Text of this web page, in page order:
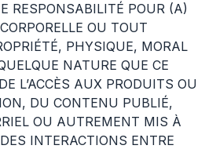
RESPONSABILITÉ POUR (A)
OU TOUT
PHYSIQUE, MORAL
NATURE QUE CE
L’ACCÈS AUX PRODUITS OU
DU CONTENU PUBLIÉ,
OU AUTREMENT MIS À
INTERACTIONS ENTRE